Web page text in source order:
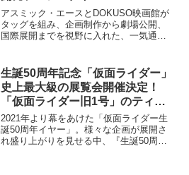
を始動
アスミック・エースとDOKUSO映画館が
タッグを組み、企画制作から劇場公開、
国際展開までを視野に入れた、一気通貫
げることが決定した。世界でも類を見な
い「インディペ...
生誕50周年記念「仮面ライダー」
史上最大級の展覧会開催決定！
「仮面ライダー旧1号」のティザ
ービジュアル＆特報映像も到着
2021年より幕をあけた「仮面ライダー生
誕50周年イヤー」。様々な企画が展開さ
れ盛り上がりを見せる中、『生誕50周年